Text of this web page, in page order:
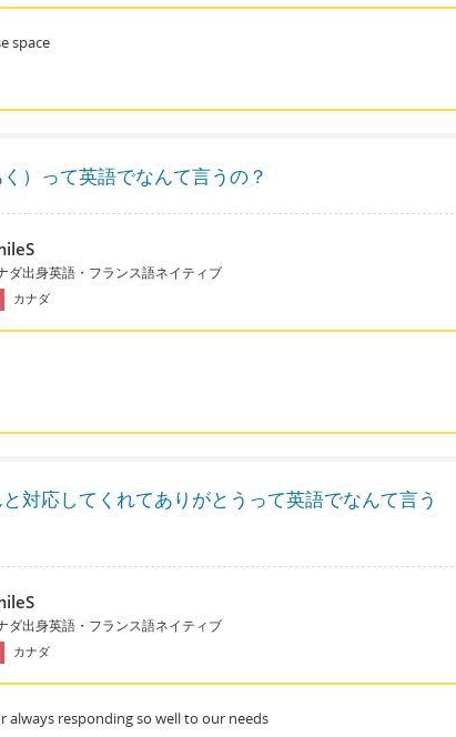
space
）って英語でなんて言うの？
ダ出身英語・フランス語ネイティブ
カナダ
対応してくれてありがとうって英語でなんて言う
ダ出身英語・フランス語ネイティブ
カナダ
always responding so well to our needs